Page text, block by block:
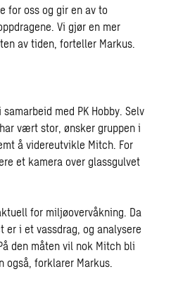
for oss og gir en av to
Vi gjør en mer
av tiden, forteller Markus.
med PK Hobby. Selv
vært stor, ønsker gruppen i
å videreutvikle Mitch. For
et kamera over glassgulvet
for miljøovervåkning. Da
er i et vassdrag, og analysere
den måten vil nok Mitch bli
også, forklarer Markus.